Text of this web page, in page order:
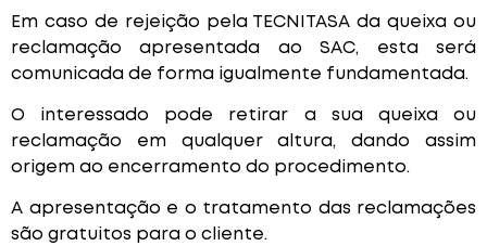
Em caso de rejeição pela TECNITASA da queixa ou
reclamação apresentada ao SAC, esta será
comunicada de forma igualmente fundamentada.
O interessado pode retirar a sua queixa ou
reclamação em qualquer altura, dando assim
origem ao encerramento do procedimento.
A apresentação e o tratamento das reclamações
são gratuitos para o cliente.